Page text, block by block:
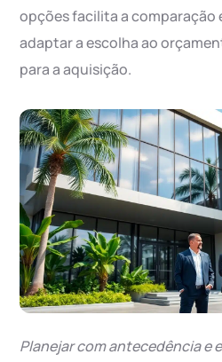
opções facilita a comparação
adaptar a escolha ao
para a aquisição.
Planejar com antecedência e